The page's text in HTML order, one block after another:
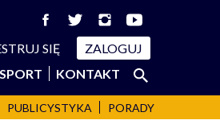
SIĘ
ZALOGUJ
SPORT KONTAKT Szukaj:
SZUKAJ
PUBLICYSTYKA PORADY